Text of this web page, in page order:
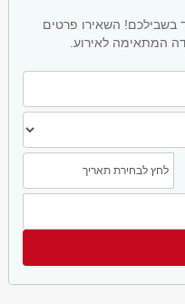
בשבילכם! השאירו פרטים
המתאימה לאירוע.